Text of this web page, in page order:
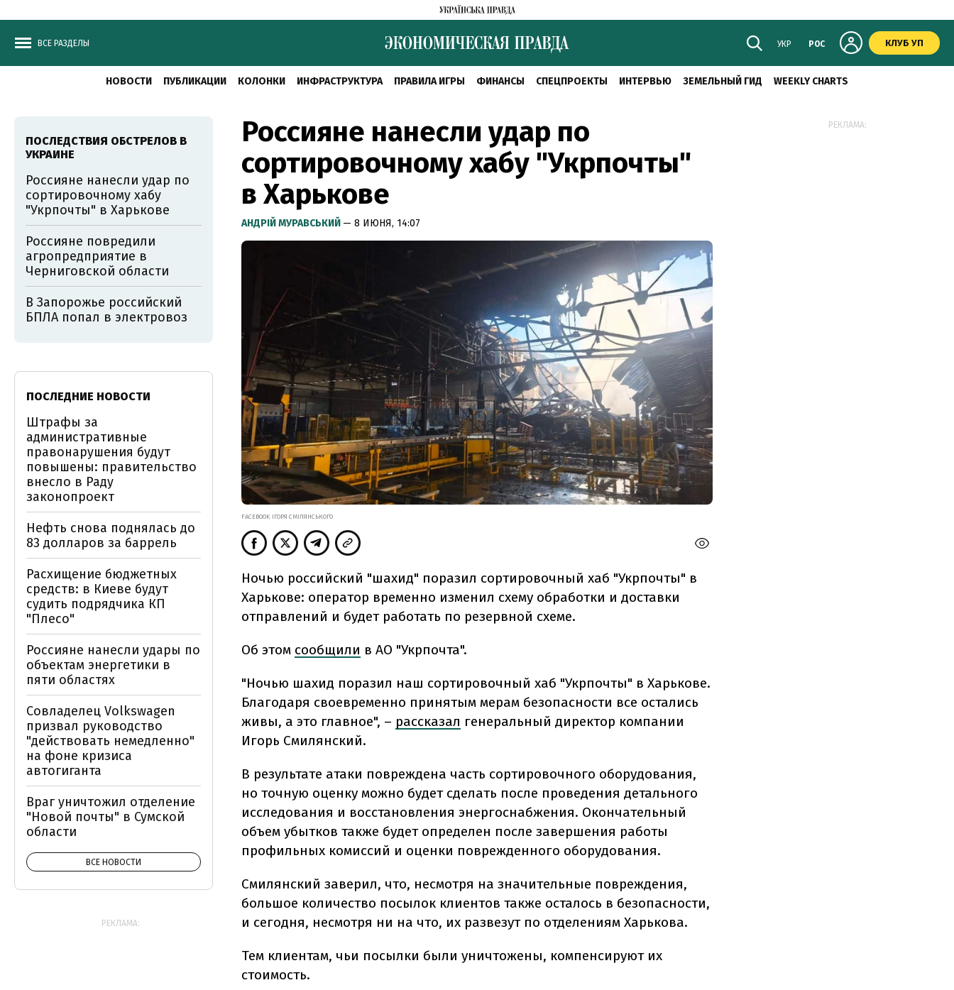
ВСЕ РАЗДЕЛЫ УКР РОС КЛУБ УП
НОВОСТИ ПУБЛИКАЦИИ КОЛОНКИ ИНФРАСТРУКТУРА ПРАВИЛА ИГРЫ ФИНАНСЫ СПЕЦПРОЕКТЫ ИНТЕРВЬЮ ЗЕМЕЛЬНЫЙ ГИД WEEKLY CHARTS
Россияне нанесли удар по
сортировочному хабу "Укрпочты"
в Харькове
АНДРІЙ МУРАВСЬКИЙ — 8 ИЮНЯ, 14:07
FACEBOOK ІГОРЯ СМІЛЯНСЬКОГО
Ночью российский "шахид" поразил сортировочный хаб "Укрпочты" в
Харькове: оператор временно изменил схему обработки и доставки
отправлений и будет работать по резервной схеме.
Об этом сообщили в АО "Укрпочта".
"Ночью шахид поразил наш сортировочный хаб "Укрпочты" в Харькове.
Благодаря своевременно принятым мерам безопасности все остались
живы, а это главное", – рассказал генеральный директор компании
Игорь Смилянский.
В результате атаки повреждена часть сортировочного оборудования,
но точную оценку можно будет сделать после проведения детального
исследования и восстановления энергоснабжения. Окончательный
объем убытков также будет определен после завершения работы
профильных комиссий и оценки поврежденного оборудования.
Смилянский заверил, что, несмотря на значительные повреждения,
большое количество посылок клиентов также осталось в безопасности,
и сегодня, несмотря ни на что, их развезут по отделениям Харькова.
Тем клиентам, чьи посылки были уничтожены, компенсируют их
стоимость.
ПОСЛЕДСТВИЯ ОБСТРЕЛОВ В
УКРАИНЕ
Россияне нанесли удар по
сортировочному хабу
"Укрпочты" в Харькове
Россияне повредили
агропредприятие в
Черниговской области
В Запорожье российский
БПЛА попал в электровоз
ПОСЛЕДНИЕ НОВОСТИ
Штрафы за
административные
правонарушения будут
повышены: правительство
внесло в Раду
законопроект
Нефть снова поднялась до
83 долларов за баррель
Расхищение бюджетных
средств: в Киеве будут
судить подрядчика КП
"Плесо"
Россияне нанесли удары по
объектам энергетики в
пяти областях
Совладелец Volkswagen
призвал руководство
"действовать немедленно"
на фоне кризиса
автогиганта
Враг уничтожил отделение
"Новой почты" в Сумской
области
ВСЕ НОВОСТИ
РЕКЛАМА:
РЕКЛАМА: